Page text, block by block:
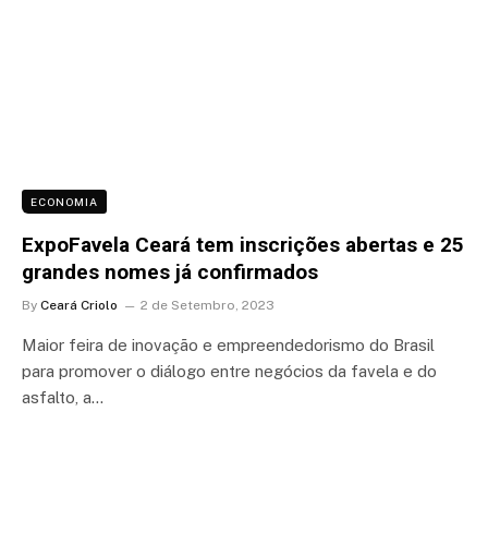
ECONOMIA
ExpoFavela Ceará tem inscrições abertas e 25
grandes nomes já confirmados
By Ceará Criolo 2 de Setembro, 2023
Maior feira de inovação e empreendedorismo do Brasil
para promover o diálogo entre negócios da favela e do
asfalto, a…